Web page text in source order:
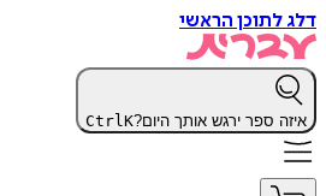
דלג לתוכן הראשי
איזה ספר ירגש אותך היום? CtrlK